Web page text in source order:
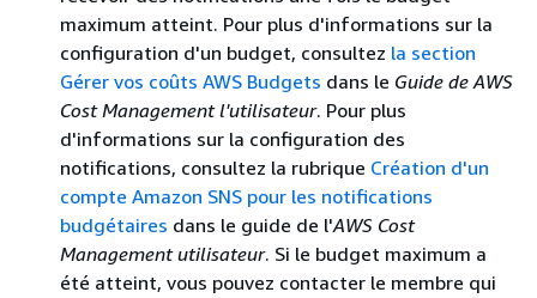
maximum atteint. Pour plus d'informations sur la
configuration d'un budget, consultez la section
Gérer vos coûts AWS Budgets dans le Guide de AWS
Cost Management l'utilisateur. Pour plus
d'informations sur la configuration des
notifications, consultez la rubrique Création d'un
compte Amazon SNS pour les notifications
budgétaires dans le guide de l'AWS Cost
Management utilisateur. Si le budget maximum a
été atteint, vous pouvez contacter le membre qui